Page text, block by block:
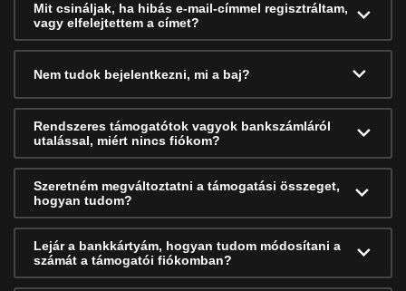
Mit csináljak, ha hibás e-mail-címmel regisztráltam,
vagy elfelejtettem a címet?
Nem tudok bejelentkezni, mi a baj?
Rendszeres támogatótok vagyok bankszámláról
utalással, miért nincs fiókom?
Szeretném megváltoztatni a támogatási összeget,
hogyan tudom?
Lejár a bankkártyám, hogyan tudom módosítani a
számát a támogatói fiókomban?